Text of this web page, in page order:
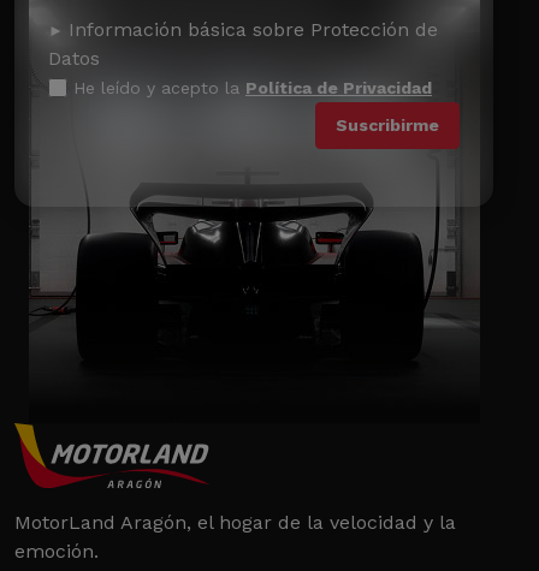
Información básica sobre Protección de
Datos
He leído y acepto la Política de Privacidad
MotorLand Aragón, el hogar de la velocidad y la
emoción.